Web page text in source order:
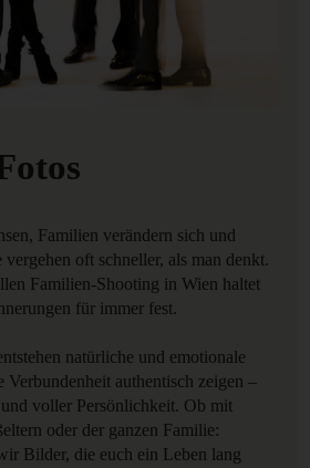
Familien verändern sich und
vergehen oft schneller, als man denkt.
Familien-Shooting in Wien haltet
für immer fest.
natürliche und emotionale
Verbundenheit authentisch zeigen –
voller Persönlichkeit. Ob mit
oder der ganzen Familie:
Bilder, die euch ein Leben lang